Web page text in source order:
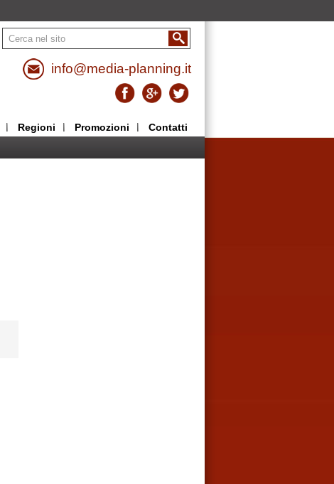
info@media-planning.it
Regioni Promozioni Contatti